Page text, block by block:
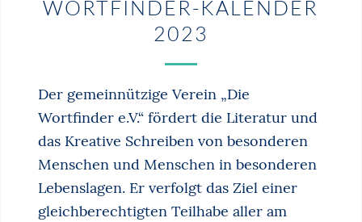
WORTFINDER-KALENDER
2023
Der gemeinnützige Verein „Die
Wortfinder e.V.“ fördert die Literatur und
das Kreative Schreiben von besonderen
Menschen und Menschen in besonderen
Lebenslagen. Er verfolgt das Ziel einer
gleichberechtigten Teilhabe aller am